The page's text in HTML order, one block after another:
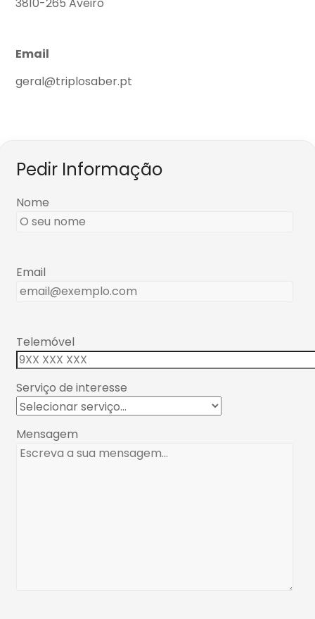
Email
geral@triplosaber.pt
Pedir Informação
Nome
Email
Telemóvel
Serviço de interesse
Mensagem